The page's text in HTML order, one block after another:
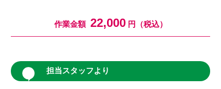
作業金額 22,000円（税込）
担当スタッフより